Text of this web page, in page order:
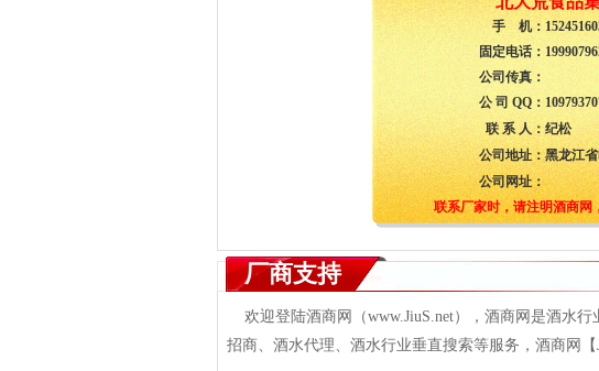
手 机：
固定电话：
公司传真：
公 司 QQ：
联 系 人：纪松
公司地址：黑龙江
公司网址：
联系厂家时，请注明酒商网
厂商支持
欢迎登陆酒商网（www.JiuS.net），酒商网是酒水
招商、酒水代理、酒水行业垂直搜索等服务，酒商网【